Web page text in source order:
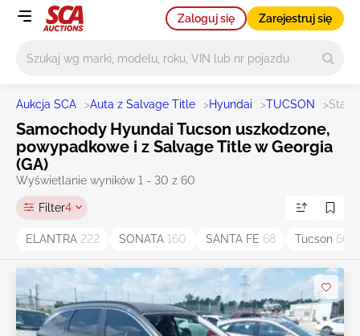
Zaloguj się Zarejestruj się
Aukcja SCA >Auta z Salvage Title >Hyundai >TUCSON >State
Samochody Hyundai Tucson uszkodzone,
powypadkowe i z Salvage Title w Georgia
(GA)
Wyświetlanie wyników 1 - 30 z 60
Filter4
ELANTRA 222 SONATA 160 SANTA FE 68 Tucson 60